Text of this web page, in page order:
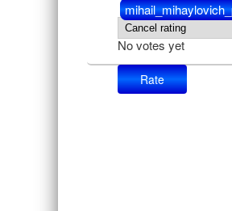
No votes yet